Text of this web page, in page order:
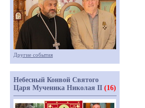
Другие события
Небесный Конвой Святого
Царя Мученика Николая II (16)